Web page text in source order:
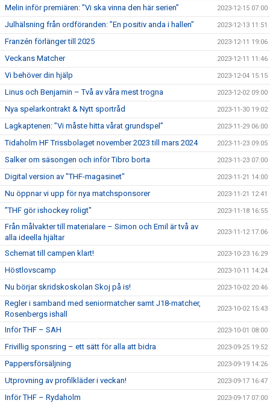
Melin inför premiären: ”Vi ska vinna den här serien” 2023-12-15 07:00
Julhälsning från ordföranden: ”En positiv anda i hallen” 2023-12-13 11:51
Franzén förlänger till 2025 2023-12-11 19:06
Veckans Matcher 2023-12-11 11:46
Vi behöver din hjälp 2023-12-04 15:15
Linus och Benjamin – Två av våra mest trogna 2023-12-02 09:00
Nya spelarkontrakt & Nytt sportråd 2023-11-30 19:02
Lagkaptenen: ”Vi måste hitta vårat grundspel” 2023-11-29 06:00
Tidaholm HF Trissbolaget november 2023 till mars 2024 2023-11-23 09:05
Salker om säsongen och inför Tibro borta 2023-11-23 07:00
Digital version av "THF-magasinet" 2023-11-21 14:00
Nu öppnar vi upp för nya matchsponsorer 2023-11-21 12:41
”THF gör ishockey roligt" 2023-11-18 16:55
Från målvakter till materialare – Simon och Emil är två av
alla ideella hjältar
2023-11-12 17:06
Schemat till campen klart! 2023-10-23 16:29
Höstlovscamp 2023-10-11 14:24
Nu börjar skridskoskolan Skoj på is! 2023-10-02 20:46
Regler i samband med seniormatcher samt J18-matcher,
Rosenbergs ishall
2023-10-02 15:43
Inför THF – SAH 2023-10-01 08:00
Frivillig sponsring – ett sätt för alla att bidra 2023-09-25 19:52
Pappersförsäljning 2023-09-19 14:26
Utprovning av profilkläder i veckan! 2023-09-17 16:47
Inför THF – Rydaholm 2023-09-17 07:00